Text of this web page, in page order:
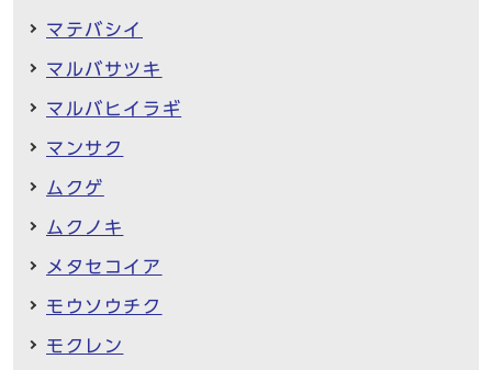
マテバシイ
マルバサツキ
マルバヒイラギ
マンサク
ムクゲ
ムクノキ
メタセコイア
モウソウチク
モクレン